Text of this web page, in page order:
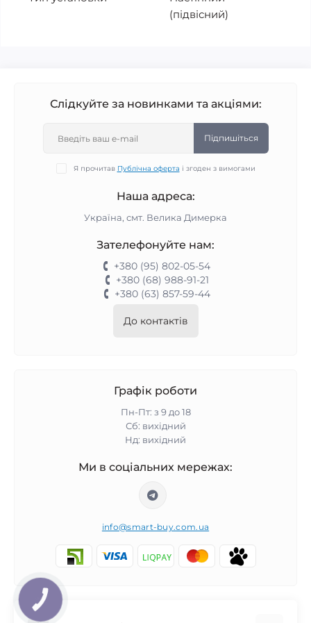
(підвісний)
Слідкуйте за новинками та акціями:
Підпишіться
Я прочитав Публічна оферта і згоден з вимогами
Наша адреса:
Україна, смт. Велика Димерка
Зателефонуйте нам:
+380 (95) 802-05-54
+380 (68) 988-91-21
+380 (63) 857-59-44
До контактів
Графік роботи
Пн-Пт: з 9 до 18
Сб: вихідний
Нд: вихідний
Ми в соціальних мережах:
info@smart-buy.com.ua
КНОПКА
ЗВ'ЯЗКУ